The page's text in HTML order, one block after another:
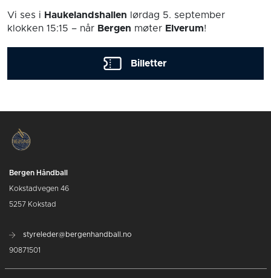
Vi ses i Haukelandshallen lørdag 5. september
klokken 15:15 – når Bergen møter Elverum!
Billetter
Bergen Håndball
Kokstadvegen 46
5257 Kokstad
styreleder@bergenhandball.no
90871501